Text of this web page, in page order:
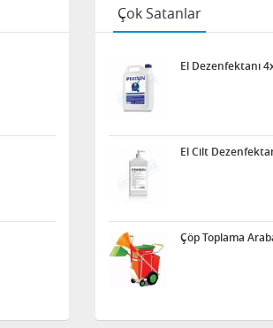
Çok Satanlar
El Dezenfektanı
El Cilt
Çöp Toplama